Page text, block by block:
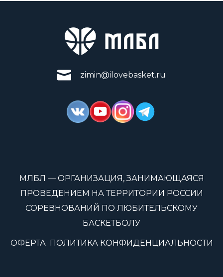
zimin@ilovebasket.ru
МЛБЛ — ОРГАНИЗАЦИЯ, ЗАНИМАЮЩАЯСЯ
ПРОВЕДЕНИЕМ НА ТЕРРИТОРИИ РОССИИ
СОРЕВНОВАНИЙ ПО ЛЮБИТЕЛЬСКОМУ
БАСКЕТБОЛУ
ОФЕРТА ПОЛИТИКА КОНФИДЕНЦИАЛЬНОСТИ